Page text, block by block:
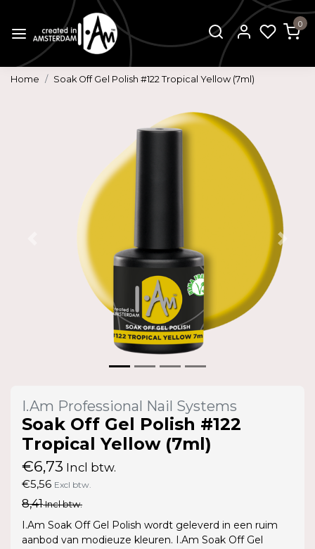
0
Home Soak Off Gel Polish #122 Tropical Yellow (7ml)
I.Am Professional Nail Systems
Soak Off Gel Polish #122
Tropical Yellow (7ml)
€6,73 Incl btw.
€5,56 Excl btw.
8,41Incl btw.
I.Am Soak Off Gel Polish wordt geleverd in een ruim
aanbod van modieuze kleuren. I.Am Soak Off Gel